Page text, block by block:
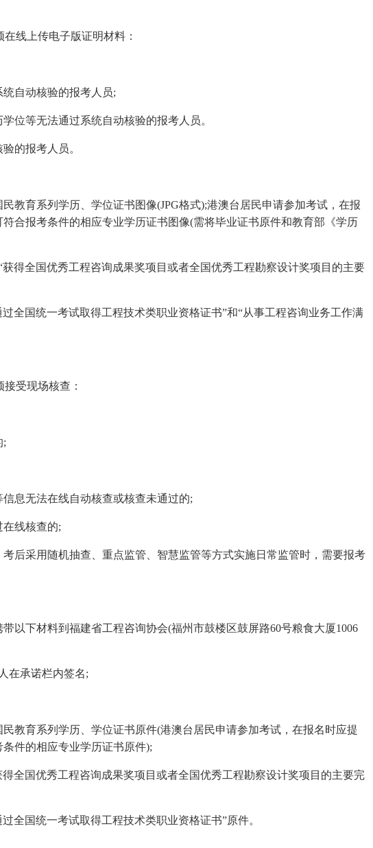
线上传电子版证明材料：
自动核验的报考人员;
等无法通过系统自动核验的报考人员。
的报考人员。
育系列学历、学位证书图像(JPG格式);港澳台居民申请参加考试，在报
合报考条件的相应专业学历证书图像(需将毕业证书原件和教育部《学历
全国优秀工程咨询成果奖项目或者全国优秀工程勘察设计奖项目的主要
国统一考试取得工程技术类职业资格证书”和“从事工程咨询业务工作满
受现场核查：
;
无法在线自动核查或核查未通过的;
线核查的;
采用随机抽查、重点监管、智慧监管等方式实施日常监管时，需要报考
下材料到福建省工程咨询协会(福州市鼓楼区鼓屏路60号粮食大厦1006
承诺栏内签名;
育系列学历、学位证书原件(港澳台居民申请参加考试，在报名时应提
件的相应专业学历证书原件);
国优秀工程咨询成果奖项目或者全国优秀工程勘察设计奖项目的主要完
国统一考试取得工程技术类职业资格证书”原件。